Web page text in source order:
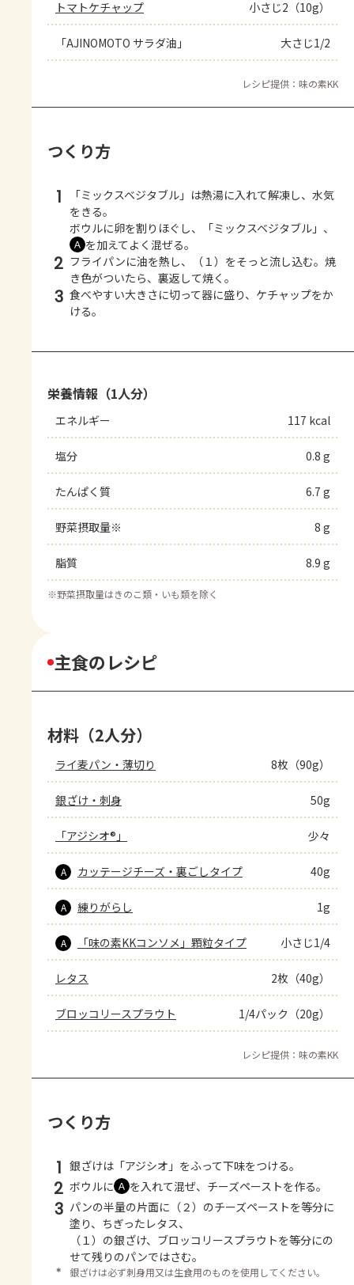
トマトケチャップ 小さじ2（10g）
「AJINOMOTO サラダ油」 大さじ1/2
レシピ提供：味の素KK
つくり方
1
「ミックスベジタブル」は熱湯に入れて解凍し、水気
をきる。
ボウルに卵を割りほぐし、「ミックスベジタブル」、
Ａ を加えてよく混ぜる。
2 フライパンに油を熱し、（１）をそっと流し込む。焼
き色がついたら、裏返して焼く。
3 食べやすい大きさに切って器に盛り、ケチャップをか
ける。
栄養情報（1人分）
エネルギー 117 kcal
塩分 0.8 g
たんぱく質 6.7 g
野菜摂取量※ 8 g
脂質 8.9 g
※野菜摂取量はきのこ類・いも類を除く
主食のレシピ
材料（2人分）
ライ麦パン・薄切り 8枚（90g）
銀ざけ・刺身 50g
「アジシオ®」 少々
A カッテージチーズ・裏ごしタイプ 40g
A 練りがらし 1g
A 「味の素KKコンソメ」顆粒タイプ 小さじ1/4
レタス 2枚（40g）
ブロッコリースプラウト 1/4パック（20g）
レシピ提供：味の素KK
つくり方
1 銀ざけは「アジシオ」をふって下味をつける。
2 ボウルに Ａ を入れて混ぜ、チーズペーストを作る。
3 パンの半量の片面に（２）のチーズペーストを等分に
塗り、ちぎったレタス、
（１）の銀ざけ、ブロッコリースプラウトを等分にの
せて残りのパンではさむ。
＊ 銀ざけは必ず刺身用又は生食用のものを使用してください。